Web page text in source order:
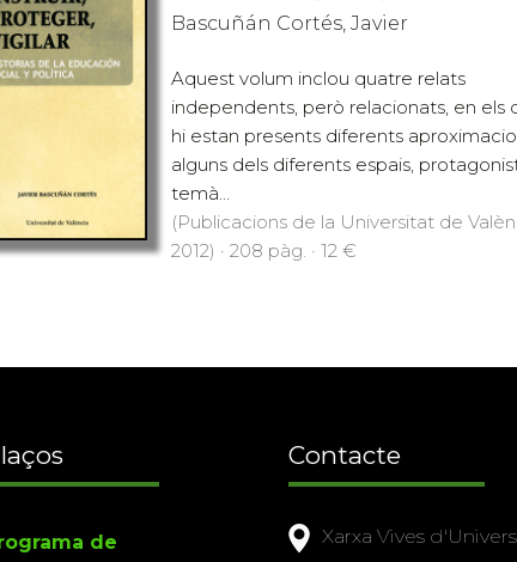
Bascuñán Cortés, Javier
Aquest volum inclou quatre relats
independents, però relacionats, en els
hi estan presents diferents
alguns dels diferents espais,
temà...
(Publicacions de la Universitat de
2012) · 208 pàg. · 12 €
de
Contacte
Xarxa Vives